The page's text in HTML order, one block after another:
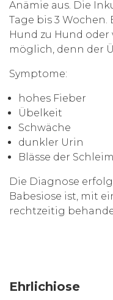
Anämie aus. Die
Tage bis 3
Hund zu Hund
möglich, denn der
Symptome:
hohes Fieber
Übelkeit
Schwäche
dunkler Urin
Blässe der
Die Diagnose
Babesiose ist, mit
rechtzeitig
Ehrlichiose